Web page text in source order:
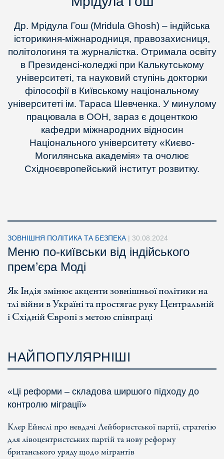
Др. Мрідула Гош (Mridula Ghosh) – індійська
історикиня-міжнародниця, правозахисниця,
політологиня та журналістка. Отримала освіту
в Президенсі-коледжі при Калькутському
університеті, та науковий ступінь докторки
філософії в Київському національному
університеті ім. Тараса Шевченка. У минулому
працювала в ООН, зараз є доценткою
кафедри міжнародних відносин
Національного університету «Києво-
Могилянська академія» та очолює
Східноєвропейський інститут розвитку.
ЗОВНІШНЯ ПОЛІТИКА ТА БЕЗПЕКА | 30.08.2024
Меню по-київськи від індійського
прем’єра Моді
Як Індія змінює акценти зовнішньої політики на
тлі війни в Україні та простягає руку Центральній
і Східній Європі з метою співпраці
НАЙПОПУЛЯРНІШІ
«Ці реформи – складова ширшого підходу до
контролю міграції»
Клер Ейнслі про невдачі Лейбористської партії, стратегію
для лівоцентристських партій та нову реформу
британського уряду щодо мігрантів